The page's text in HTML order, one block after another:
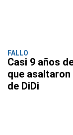
FALLO
Casi 9 años
que
de DiDi